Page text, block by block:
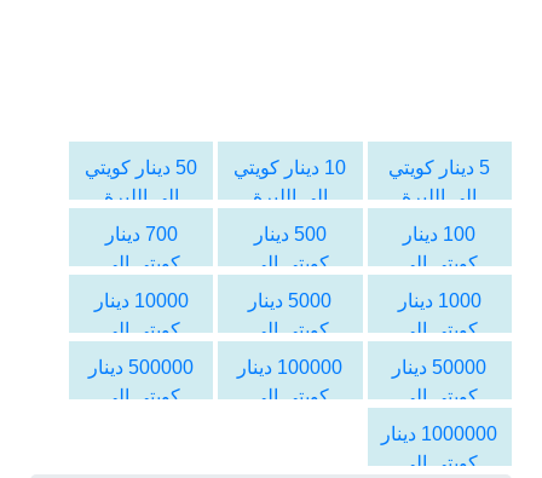
5 دينار كويتي
الى الليرة
اللبنانية
10 دينار كويتي
الى الليرة
اللبنانية
50 دينار كويتي
الى الليرة
اللبنانية
100 دينار
كويتي الى
الليرة اللبنانية
500 دينار
كويتي الى
الليرة اللبنانية
700 دينار
كويتي الى
الليرة اللبنانية
1000 دينار
كويتي الى
الليرة اللبنانية
5000 دينار
كويتي الى
الليرة اللبنانية
10000 دينار
كويتي الى
الليرة اللبنانية
50000 دينار
كويتي الى
الليرة اللبنانية
100000 دينار
كويتي الى
500000 دينار
كويتي الى
1000000 دينار
كويتي الى